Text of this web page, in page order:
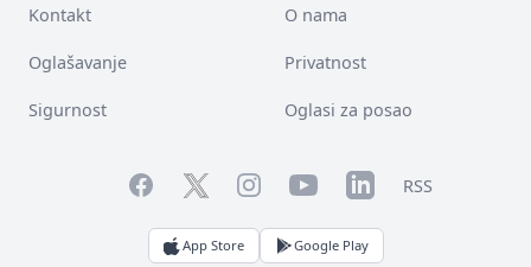
Kontakt O nama
Oglašavanje Privatnost
Sigurnost Oglasi za posao
FacebookTwitterInstagramYouTubeLinkedInRSS
App Store Google Play